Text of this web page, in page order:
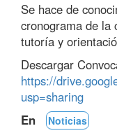
Se hace de
cronograma de la
tutoría y
Descargar
https://
usp=sharing
En
Noticias